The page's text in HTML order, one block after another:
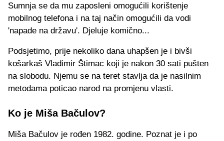
Sumnja se da mu zaposleni omogućili korištenje
mobilnog telefona i na taj način omogućili da vodi
'napade na državu'. Djeluje komično...
Podsjetimo, prije nekoliko dana uhapšen je i bivši
košarkaš Vladimir Štimac koji je nakon 30 sati pušten
na slobodu. Njemu se na teret stavlja da je nasilnim
metodama poticao narod na promjenu vlasti.
Ko je Miša Bačulov?
Miša Bačulov je rođen 1982. godine. Poznat je i po